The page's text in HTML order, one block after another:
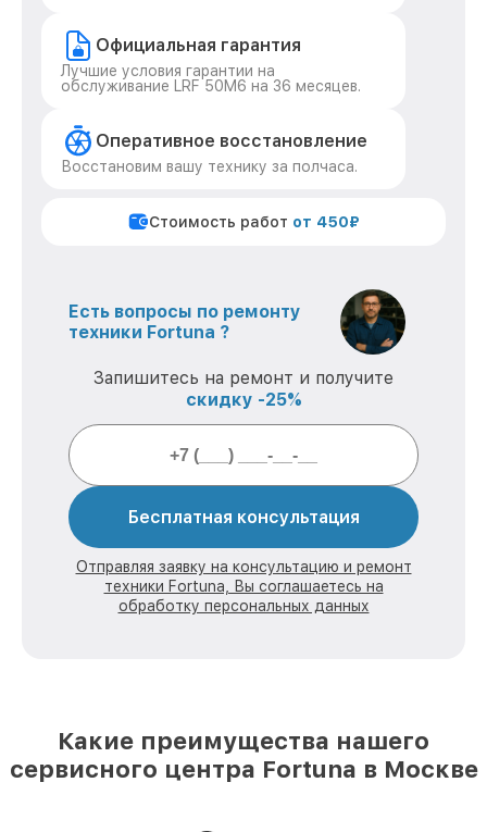
Официальная гарантия
Лучшие условия гарантии на
обслуживание LRF 50M6 на 36 месяцев.
Оперативное восстановление
Восстановим вашу технику за полчаса.
Стоимость работ от 450₽
Есть вопросы по ремонту
техники Fortuna ?
Запишитесь на ремонт и получите
скидку -25%
Бесплатная консультация
Отправляя заявку на консультацию и ремонт
техники Fortuna, Вы соглашаетесь на
обработку персональных данных
Какие преимущества нашего
сервисного центра Fortuna в Москве